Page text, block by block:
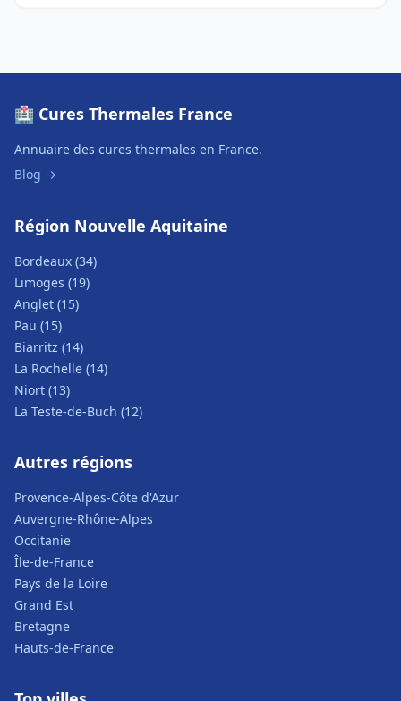
🏥 Cures Thermales France
Annuaire des cures thermales en France.
Blog →
Région Nouvelle Aquitaine
Bordeaux (34)
Limoges (19)
Anglet (15)
Pau (15)
Biarritz (14)
La Rochelle (14)
Niort (13)
La Teste-de-Buch (12)
Autres régions
Provence-Alpes-Côte d'Azur
Auvergne-Rhône-Alpes
Occitanie
Île-de-France
Pays de la Loire
Grand Est
Bretagne
Hauts-de-France